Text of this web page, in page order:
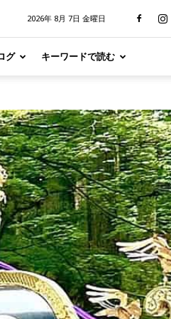
2026年 8月 7日 金曜日
グ キーワードで読む